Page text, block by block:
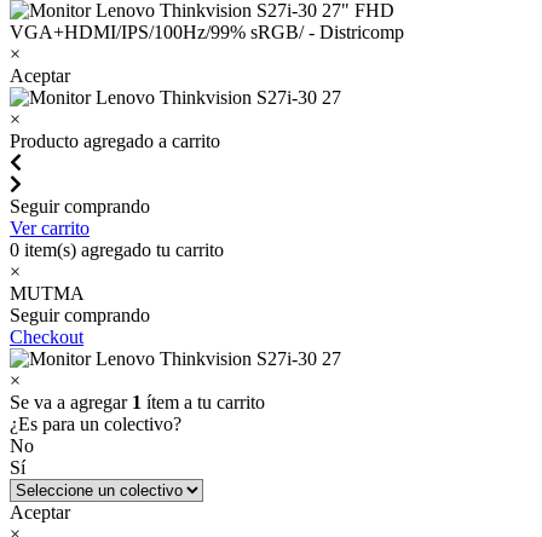
×
Aceptar
×
Producto agregado a carrito
Seguir comprando
Ver carrito
0 item(s) agregado tu carrito
×
MUTMA
Seguir comprando
Checkout
×
Se va a agregar 1 ítem a tu carrito
¿Es para un colectivo?
No
Sí
Aceptar